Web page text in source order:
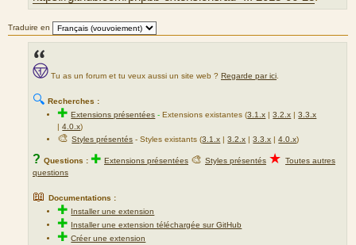
Traduire en
Tu as un forum et tu veux aussi un site web ? Regarde par ici
🔍 Recherches :
✚Extensions présentées -Extensions existantes (3.1.x |3.2.x |3.3.x
|4.0.x)
🎨Styles présentés - Styles existants (3.1.x |3.2.x |3.3.x |4.0.x)
? Questions : ✚ Extensions présentées 🎨 Styles présentés ★ Toutes autres
questions
📖 Documentations :
✚ Installer une extension
✚ Installer une extension téléchargée sur GitHub
✚Créer une extension